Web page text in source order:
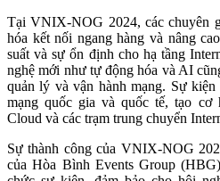
Tại VNIX-NOG 2024, các chuyên
hóa kết nối ngang hàng và nâng
suất và sự ổn định cho hạ tầng
nghệ mới như tự động hóa và AI
quản lý và vận hành mạng. Sự
mạng quốc gia và quốc tế, tạo
Cloud và các trạm trung chuyển
Sự thành công của VNIX-NOG
của Hòa Bình Events Group